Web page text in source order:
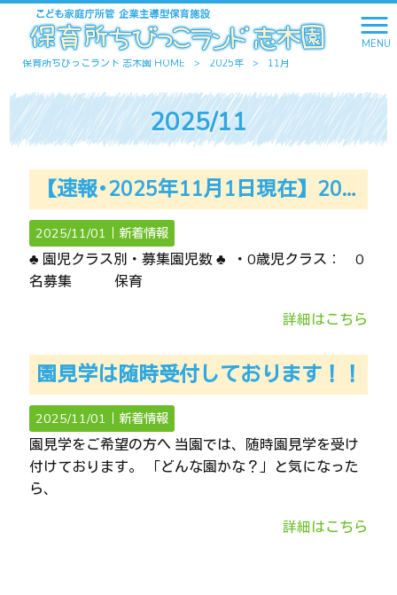
MENU
保育所ちびっこランド 志木園 HOME
> 2025年 > 11月
2025/11
【速報･2025年11月1日現在】2025年11月入園での園児募集・最新空き状況 ☆☆園見学は随時行っております☆☆
2025/11/01｜ 新着情報
♣ 園児クラス別・募集園児数 ♣ ・0歳児クラス： 0
名募集 保育
詳細はこちら
園見学は随時受付しております！！
2025/11/01｜ 新着情報
園見学をご希望の方へ 当園では、随時園見学を受け
付けております。 「どんな園かな？」と気になった
ら、
詳細はこちら